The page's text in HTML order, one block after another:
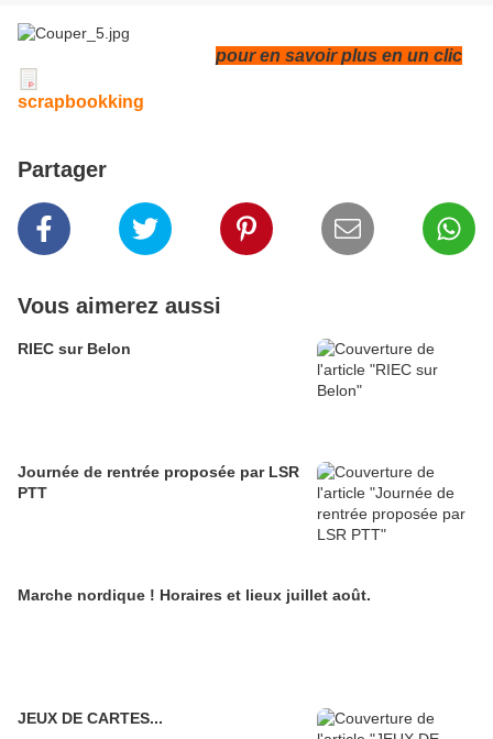
pour en savoir plus en un clic
scrapbookking
Partager
Vous aimerez aussi
RIEC sur Belon
Journée de rentrée proposée par LSR
PTT
Marche nordique ! Horaires et lieux juillet août.
JEUX DE CARTES...